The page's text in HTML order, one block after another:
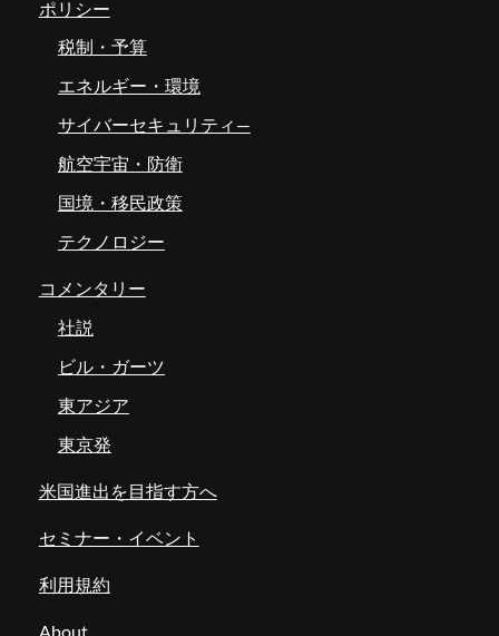
ポリシー
税制・予算
エネルギー・環境
サイバーセキュリティ―
航空宇宙・防衛
国境・移民政策
テクノロジー
コメンタリー
社説
ビル・ガーツ
東アジア
東京発
米国進出を目指す方へ
セミナー・イベント
利用規約